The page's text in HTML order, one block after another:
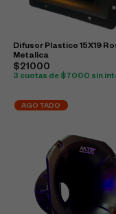
Difusor Plastico 15X19
Metalica
$21000
3 cuotas de $7000 sin
AGOTADO